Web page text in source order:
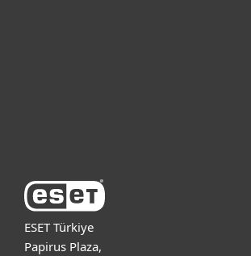
ESET Türkiye
Papirus Plaza,